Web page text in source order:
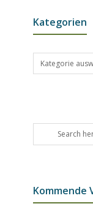
Kategorien
Kategorien
Kommende